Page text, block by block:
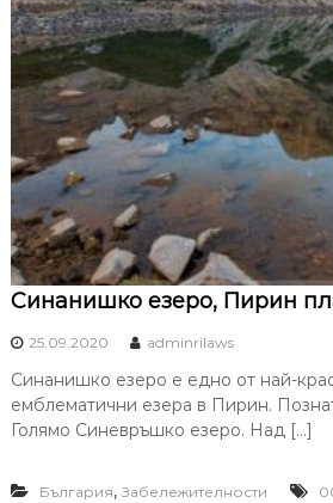
Синанишко езеро, Пирин
25.09.2020 adminrilaws
Синанишко езеро е едно от най-
емблематични езера в Пирин.
Голямо Синевръшко езеро. Над […]
България, Забележителности